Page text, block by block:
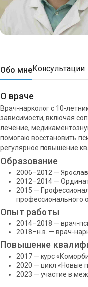
Обо мнеКонсультации
О враче
Врач-нарколог с 10-
зависимости, включая
лечение,
помогаю восстановить
регулярное повышение
Образование
2006–2012 —
2012–2014 —
2015 —
профессионального
Опыт работы
2014–2018 — врач-
2018–н.в. — врач-
Повышение
2017 — курс
2020 — цикл «Новые
2023 — участие в